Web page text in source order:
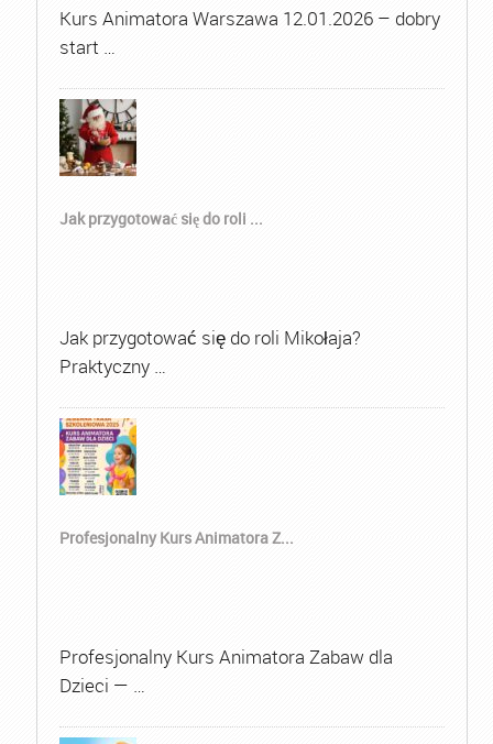
Kurs Animatora Warszawa 12.01.2026 – dobry
start …
Jak przygotować się do roli ...
Jak przygotować się do roli Mikołaja?
Praktyczny …
Profesjonalny Kurs Animatora Z...
Profesjonalny Kurs Animatora Zabaw dla
Dzieci — …